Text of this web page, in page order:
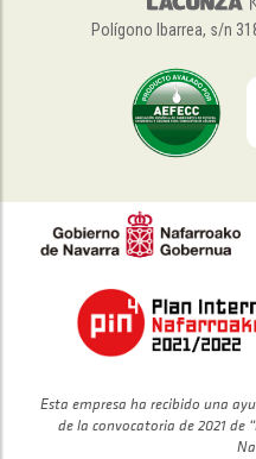
Polígono Ibarrea, s/n
Esta empresa ha recibido una
de la convocatoria de 2021 de